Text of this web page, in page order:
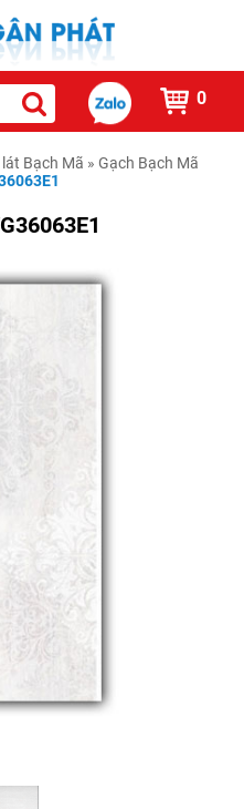
0
Bạch Mã » Gạch Bạch Mã